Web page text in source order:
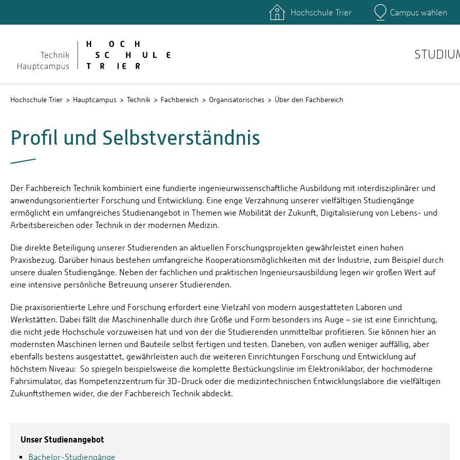
Rechenzentrum
Hochschule Trier Campus wählen
Hochschule Trier Hauptcampus Technik Fachbereich Organisatorisches Über den Fachbereich
Profil und Selbstverständnis
Der Fachbereich Technik kombiniert eine fundierte ingenieurwissenschaftliche Ausbildung mit interdisziplinärer und
anwendungsorientierter Forschung und Entwicklung. Eine enge Verzahnung unserer vielfältigen Studiengänge
ermöglicht ein umfangreiches Studienangebot in Themen wie Mobilität der Zukunft, Digitalisierung von Lebens- und
Arbeitsbereichen oder Technik in der modernen Medizin.
Die direkte Beteiligung unserer Studierenden an aktuellen Forschungsprojekten gewährleistet einen hohen
Praxisbezug. Darüber hinaus bestehen umfangreiche Kooperationsmöglichkeiten mit der Industrie, zum Beispiel durch
unsere dualen Studiengänge. Neben der fachlichen und praktischen Ingenieursausbildung legen wir großen Wert auf
eine intensive persönliche Betreuung unserer Studierenden.
Die praxisorientierte Lehre und Forschung erfordert eine Vielzahl von modern ausgestatteten Laboren und
Werkstätten. Dabei fällt die Maschinenhalle durch ihre Größe und Form besonders ins Auge – sie ist eine Einrichtung,
die nicht jede Hochschule vorzuweisen hat und von der die Studierenden unmittelbar profitieren. Sie können hier an
modernsten Maschinen lernen und Bauteile selbst fertigen und testen. Daneben, von außen weniger auffällig, aber
ebenfalls bestens ausgestattet, gewährleisten auch die weiteren Einrichtungen Forschung und Entwicklung auf
höchstem Niveau: So spiegeln beispielsweise die komplette Bestückungslinie im Elektroniklabor, der hochmoderne
Fahrsimulator, das Kompetenzzentrum für 3D-Druck oder die medizintechnischen Entwicklungslabore die vielfältigen
Zukunftsthemen wider, die der Fachbereich Technik abdeckt.
Unser Studienangebot
Bachelor-Studiengänge